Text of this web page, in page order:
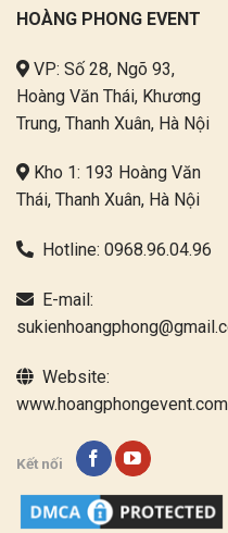
HOÀNG PHONG EVENT
VP: Số 28, Ngõ 93,
Hoàng Văn Thái, Khương
Trung, Thanh Xuân, Hà Nội
Kho 1: 193 Hoàng Văn
Thái, Thanh Xuân, Hà Nội
Hotline: 0968.96.04.96
E-mail:
Website:
www.hoangphongevent.com
Kết nối